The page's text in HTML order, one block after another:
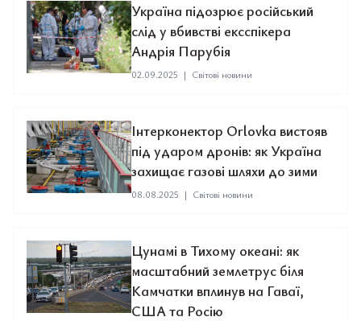
Україна підозрює російський
слід у вбивстві ексспікера
Андрія Парубія
02.09.2025 | Світові новини
Інтерконектор Orlovka вистояв
під ударом дронів: як Україна
захищає газові шляхи до зими
08.08.2025 | Світові новини
Цунамі в Тихому океані: як
масштабний землетрус біля
Камчатки вплинув на Гаваї,
США та Росію